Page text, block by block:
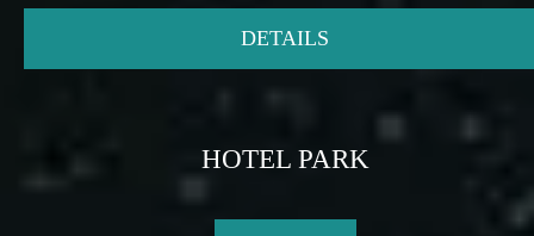
DETAILS
HOTEL PARK